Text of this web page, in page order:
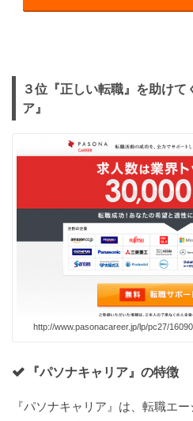
３位『正しい転職』を助けて
ア』
http://www.pasonacareer.jp/lp/pc27/
『パソナキャリア』の特徴
『パソナキャリア』は、転職エ